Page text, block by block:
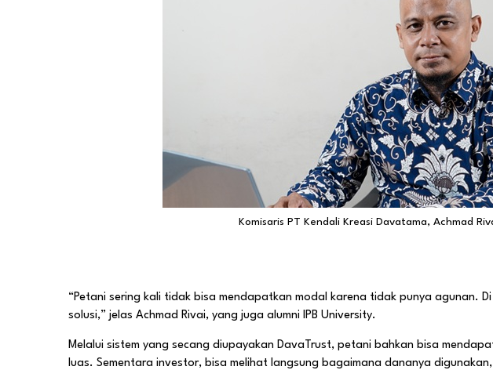
Komisaris PT Kendali Kreasi Davatama, Achmad
“Petani sering kali tidak bisa mendapatkan modal karena tidak punya agunan.
solusi,” jelas Achmad Rivai, yang juga alumni IPB University.
Melalui sistem yang secang diupayakan DavaTrust, petani bahkan bisa
luas. Sementara investor, bisa melihat langsung bagaimana dananya